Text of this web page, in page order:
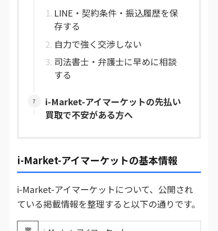
LINE・契約条件・振込履歴を保
存する
自力で強く交渉しない
司法書士・弁護士に早めに相談
する
i-Market-アイマーケットの先払い
買取で不安がある方へ
i-Market-アイマーケットの基本情報
i-Market-アイマーケットについて、公開され
ている掲載情報を整理すると以下の通りです。